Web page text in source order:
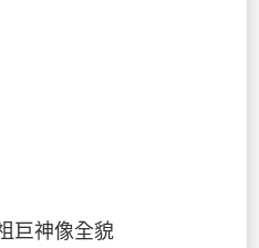
巨神像全貌